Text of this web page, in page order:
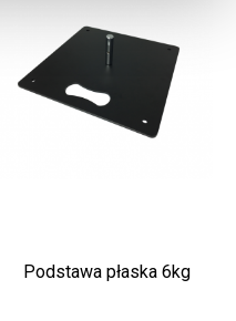
Podstawa płaska 6kg